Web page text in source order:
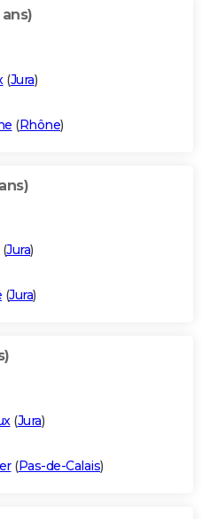
(Jura)
(Rhône)
(Jura)
(Jura)
(Jura)
(Pas-de-Calais)